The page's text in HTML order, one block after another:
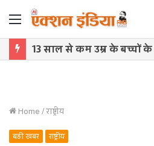
Menu
Home/राष्ट्रीय
बड़ी खबर राष्ट्रीय